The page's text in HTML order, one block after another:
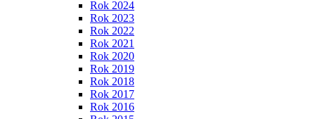
Rok 2024
Rok 2023
Rok 2022
Rok 2021
Rok 2020
Rok 2019
Rok 2018
Rok 2017
Rok 2016